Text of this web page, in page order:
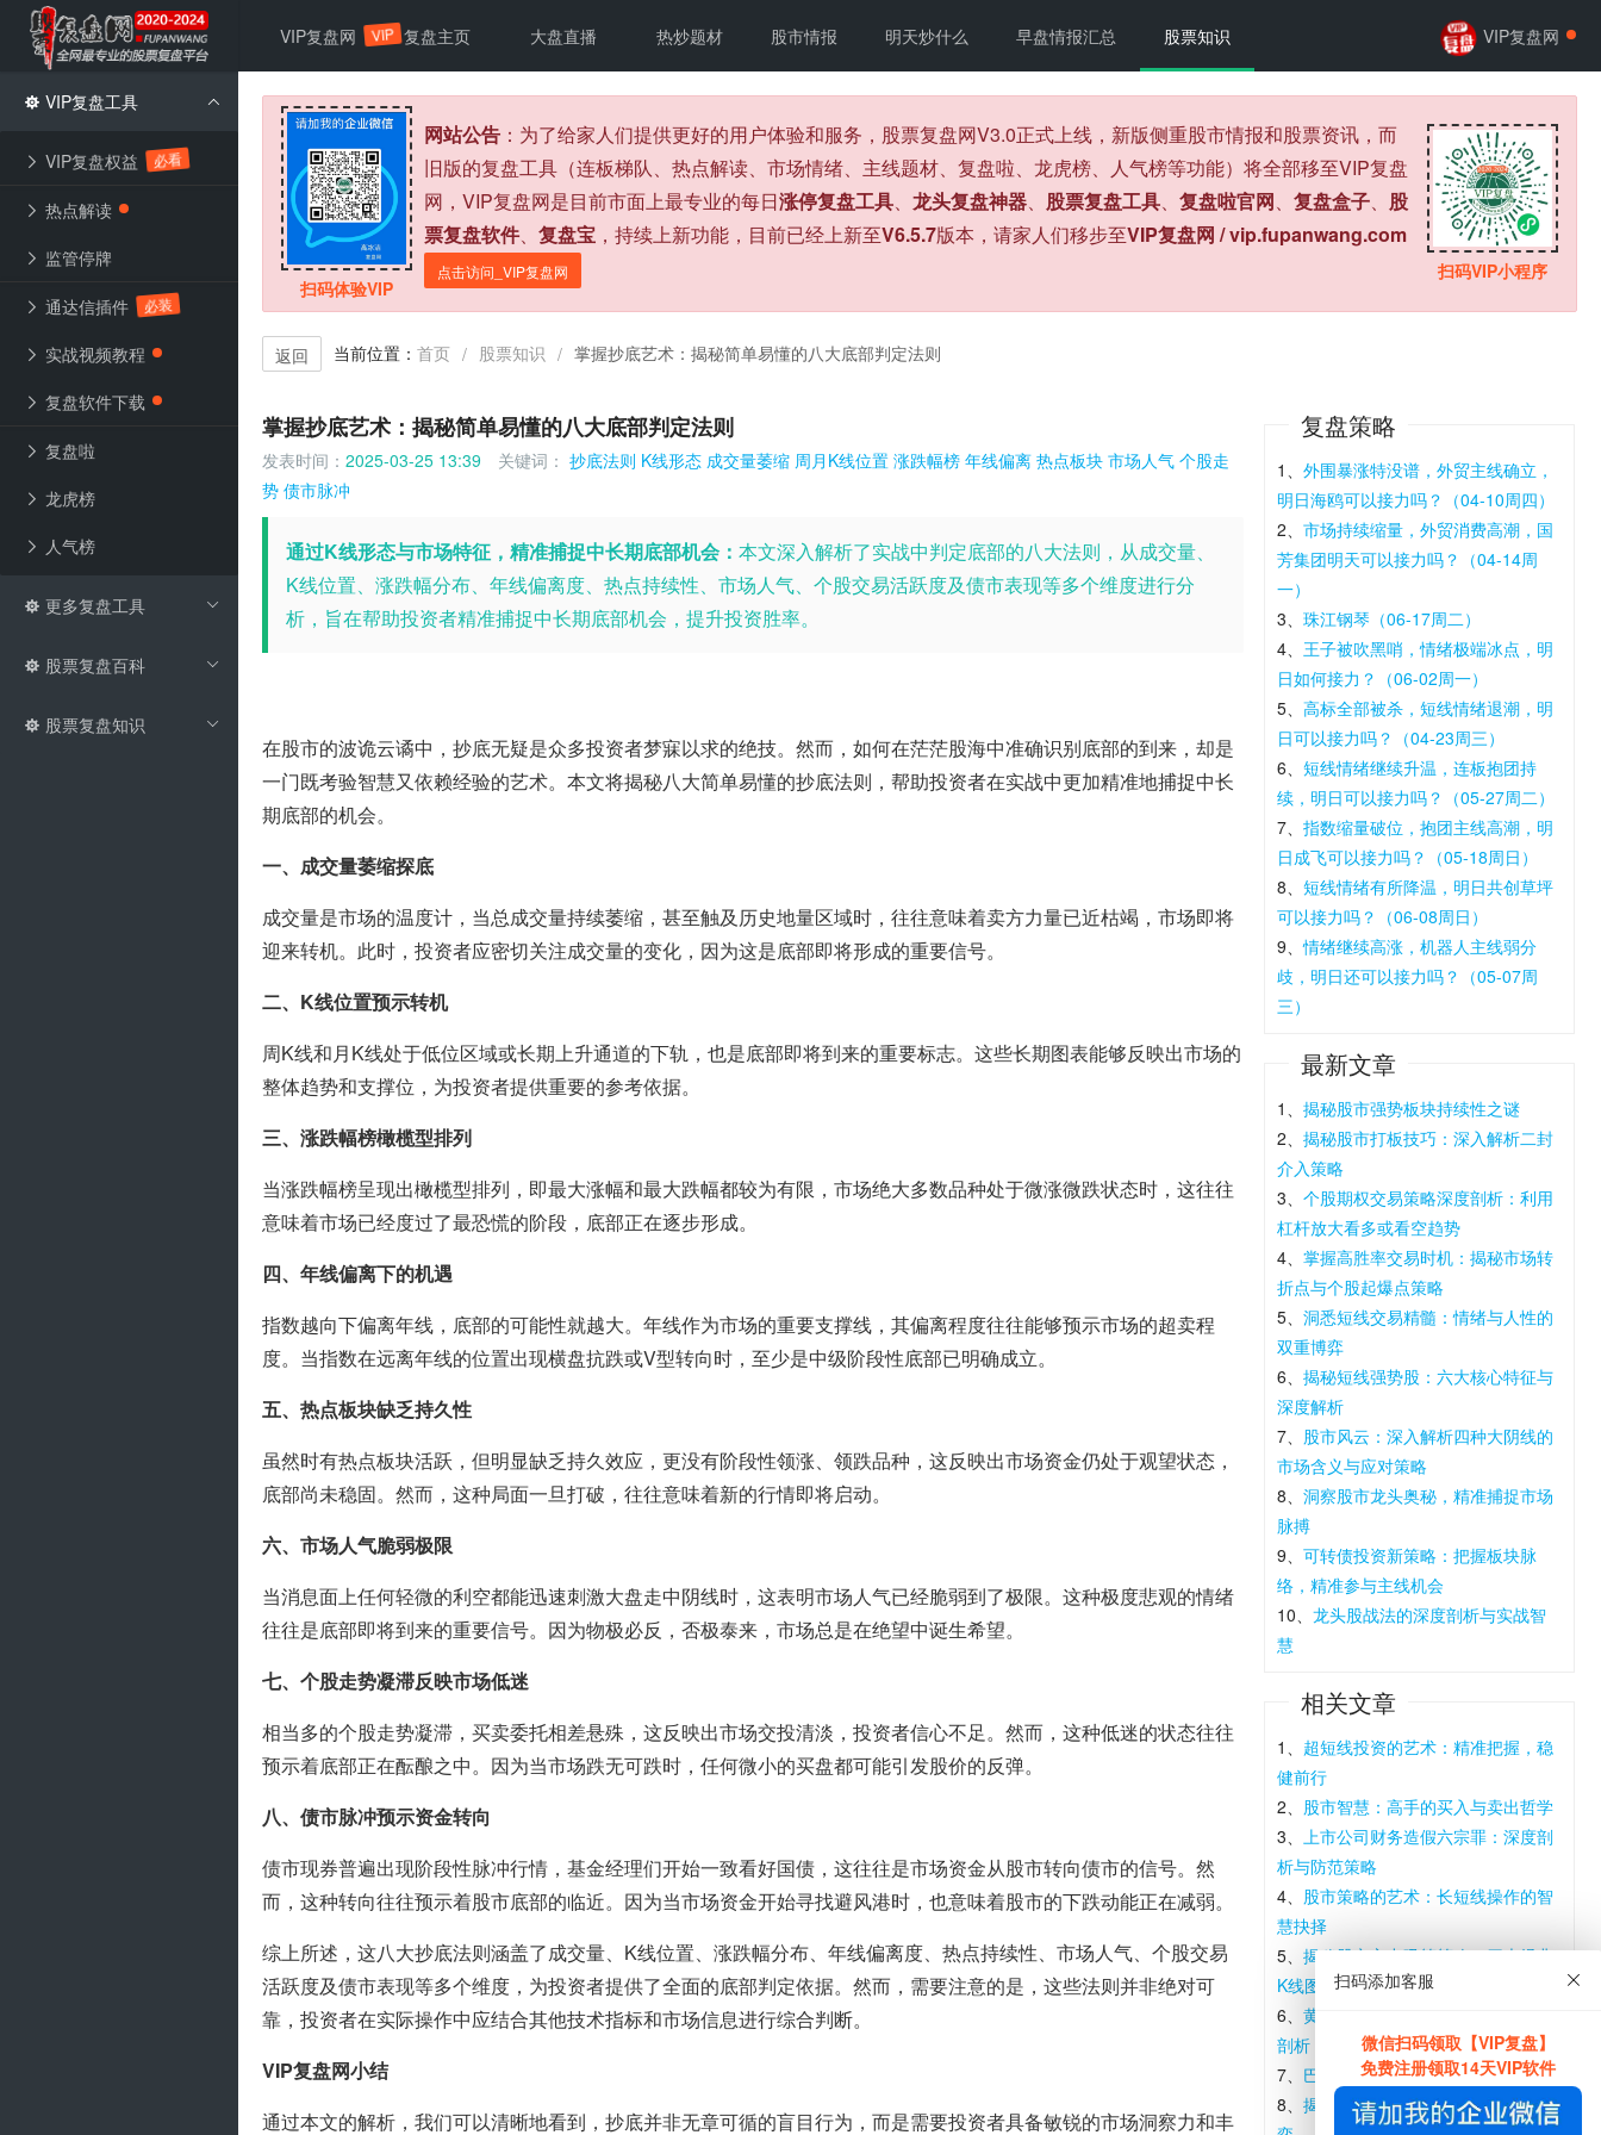
扫码体验VIP
网站公告 ：为了给家人们提供更好的用户体验和服务，股票复盘网V3.0正式上线，新版侧重股市情报和股票资讯，而
旧版的复盘工具（连板梯队、热点解读、市场情绪、主线题材、复盘啦、龙虎榜、人气榜等功能）将全部移至VIP复盘
网，VIP复盘网是目前市面上最专业的每日涨停复盘工具、 龙头复盘神器、 股票复盘工具、 复盘啦官网、 复盘盒子、 股
票复盘软件、 复盘宝 ，持续上新功能，目前已经上新至V6.5.7版本，请家人们移步至VIP复盘网 / vip.fupanwang.com
点击访问_VIP复盘网 扫码VIP小程序
返回 当前位置： 首页 / 股票知识 / 掌握抄底艺术：揭秘简单易懂的八大底部判定法则
掌握抄底艺术：揭秘简单易懂的八大底部判定法则
发表时间： 2025-03-25 13:39 关键词： 抄底法则 K线形态 成交量萎缩 周月K线位置 涨跌幅榜 年线偏离 热点板块 市场人气 个股走
势 债市脉冲
通过K线形态与市场特征，精准捕捉中长期底部机会： 本文深入解析了实战中判定底部的八大法则，从成交量、
K线位置、涨跌幅分布、年线偏离度、热点持续性、市场人气、个股交易活跃度及债市表现等多个维度进行分
析，旨在帮助投资者精准捕捉中长期底部机会，提升投资胜率。
在股市的波诡云谲中，抄底无疑是众多投资者梦寐以求的绝技。然而，如何在茫茫股海中准确识别底部的到来，却是
一门既考验智慧又依赖经验的艺术。本文将揭秘八大简单易懂的抄底法则，帮助投资者在实战中更加精准地捕捉中长
期底部的机会。
一、成交量萎缩探底
成交量是市场的温度计，当总成交量持续萎缩，甚至触及历史地量区域时，往往意味着卖方力量已近枯竭，市场即将
迎来转机。此时，投资者应密切关注成交量的变化，因为这是底部即将形成的重要信号。
二、K线位置预示转机
周K线和月K线处于低位区域或长期上升通道的下轨，也是底部即将到来的重要标志。这些长期图表能够反映出市场的
整体趋势和支撑位，为投资者提供重要的参考依据。
三、涨跌幅榜橄榄型排列
当涨跌幅榜呈现出橄榄型排列，即最大涨幅和最大跌幅都较为有限，市场绝大多数品种处于微涨微跌状态时，这往往
意味着市场已经度过了最恐慌的阶段，底部正在逐步形成。
四、年线偏离下的机遇
指数越向下偏离年线，底部的可能性就越大。年线作为市场的重要支撑线，其偏离程度往往能够预示市场的超卖程
度。当指数在远离年线的位置出现横盘抗跌或V型转向时，至少是中级阶段性底部已明确成立。
五、热点板块缺乏持久性
虽然时有热点板块活跃，但明显缺乏持久效应，更没有阶段性领涨、领跌品种，这反映出市场资金仍处于观望状态，
底部尚未稳固。然而，这种局面一旦打破，往往意味着新的行情即将启动。
六、市场人气脆弱极限
当消息面上任何轻微的利空都能迅速刺激大盘走中阴线时，这表明市场人气已经脆弱到了极限。这种极度悲观的情绪
往往是底部即将到来的重要信号。因为物极必反，否极泰来，市场总是在绝望中诞生希望。
七、个股走势凝滞反映市场低迷
相当多的个股走势凝滞，买卖委托相差悬殊，这反映出市场交投清淡，投资者信心不足。然而，这种低迷的状态往往
预示着底部正在酝酿之中。因为当市场跌无可跌时，任何微小的买盘都可能引发股价的反弹。
八、债市脉冲预示资金转向
债市现券普遍出现阶段性脉冲行情，基金经理们开始一致看好国债，这往往是市场资金从股市转向债市的信号。然
而，这种转向往往预示着股市底部的临近。因为当市场资金开始寻找避风港时，也意味着股市的下跌动能正在减弱。
综上所述，这八大抄底法则涵盖了成交量、K线位置、涨跌幅分布、年线偏离度、热点持续性、市场人气、个股交易
活跃度及债市表现等多个维度，为投资者提供了全面的底部判定依据。然而，需要注意的是，这些法则并非绝对可
靠，投资者在实际操作中应结合其他技术指标和市场信息进行综合判断。
VIP复盘网小结
通过本文的解析，我们可以清晰地看到，抄底并非无章可循的盲目行为，而是需要投资者具备敏锐的市场洞察力和丰
复盘策略
1、外围暴涨特没谱，外贸主线确立，
明日海鸥可以接力吗？（04-10周四）
2、市场持续缩量，外贸消费高潮，国
芳集团明天可以接力吗？（04-14周
一）
3、珠江钢琴（06-17周二）
4、 王子被吹黑哨，情绪极端冰点，明
日如何接力？（06-02周一）
5、高标全部被杀，短线情绪退潮，明
日可以接力吗？（04-23周三）
6、短线情绪继续升温，连板抱团持
续，明日可以接力吗？（05-27周二）
7、指数缩量破位，抱团主线高潮，明
日成飞可以接力吗？（05-18周日）
8、短线情绪有所降温，明日共创草坪
可以接力吗？（06-08周日）
9、情绪继续高涨，机器人主线弱分
歧，明日还可以接力吗？（05-07周
三）
最新文章
1、揭秘股市强势板块持续性之谜
2、揭秘股市打板技巧：深入解析二封
介入策略
3、个股期权交易策略深度剖析：利用
杠杆放大看多或看空趋势
4、掌握高胜率交易时机：揭秘市场转
折点与个股起爆点策略
5、洞悉短线交易精髓：情绪与人性的
双重博弈
6、揭秘短线强势股：六大核心特征与
深度解析
7、 股市风云：深入解析四种大阴线的
市场含义与应对策略
8、洞察股市龙头奥秘，精准捕捉市场
脉搏
9、可转债投资新策略：把握板块脉
络，精准参与主线机会
10、龙头股战法的深度剖析与实战智
慧
相关文章
1、 超短线投资的艺术：精准把握，稳
健前行
2、 股市智慧：高手的买入与卖出哲学
3、
上市公司财务造假六宗罪：深度剖
析与防范策略
4、 股市策略的艺术：长短线操作的智
慧抉择
5、揭秘股市主力吸筹策略：四大经典
K线图形深度剖析
6、黄金期货价格的多元影响因素深度
剖析
7、 巴菲特智慧在A股的实践与机遇
8、揭秘题材炒作的深层逻辑与市场博
VIP复盘网 VIP 复盘主页 大盘直播 热炒题材 股市情报 明天炒什么 早盘情报汇总 股票知识 VIP复盘网
VIP复盘工具
VIP复盘权益 必看
热点解读
监管停牌
通达信插件 必装
实战视频教程
复盘软件下载
复盘啦
龙虎榜
人气榜
更多复盘工具
股票复盘百科
股票复盘知识
扫码添加客服
微信扫码领取【VIP复盘】
免费注册领取14天VIP软件